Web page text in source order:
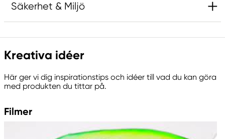
Säkerhet & Miljö
Ansvarig EU
Winsor & Newton
Östra Långgatan 87
61930 Trosa, Sweden
Kreativa idéer
Här ger vi dig inspirationstips och idéer till vad du kan göra
med produkten du tittar på.
Filmer